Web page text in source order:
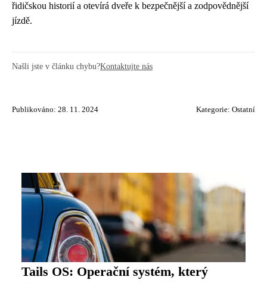
řidičskou historií a otevírá dveře k bezpečnější a zodpovědnější
jízdě.
Našli jste v článku chybu?Kontaktujte nás
Publikováno: 28. 11. 2024 Kategorie: Ostatní
Tails OS: Operační systém, který